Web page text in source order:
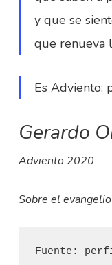
y que se
que renueva
Es Adviento:
Gerardo
Adviento 2020
Sobre el
Fuente: